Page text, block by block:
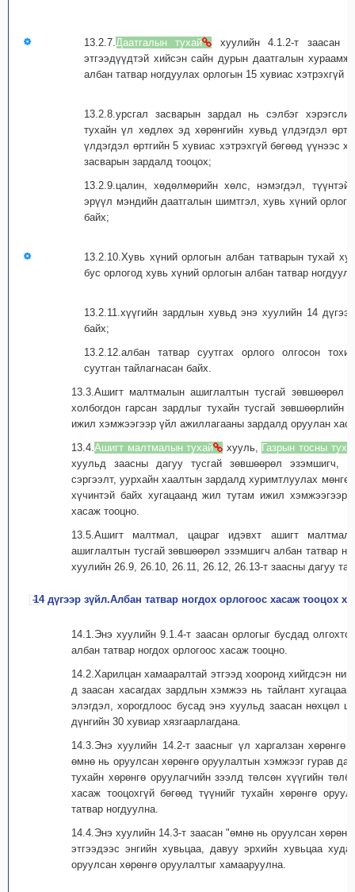
13.2.7.Даатгалын тухай
хуулийн 4.1.2-т заасан
этгээдүүдтэй хийсэн сайн дурын даатгалын
албан татвар ногдуулах орлогын 15 хувиас хэтрэхгүй
13.2.8.урсгал засварын зардал нь сэлбэг
тухайн үл хөдлөх эд хөрөнгийн хувьд үлдэгдэл
үлдэгдэл өртгийн 5 хувиас хэтрэхгүй бөгөөд үүнээс
засварын зардалд тооцох;
13.2.9.цалин, хөдөлмөрийн хөлс, нэмэгдэл,
эрүүл мэндийн даатгалын шимтгэл, хувь хүний
байх;
13.2.10.Хувь хүний орлогын албан татварын тухай
бус орлогод хувь хүний орлогын албан татвар
13.2.11.хүүгийн зардлын хувьд энэ хуулийн 14
байх;
13.2.12.албан татвар суутгах орлого олгосон
суутган тайлагнасан байх.
13.3.Ашигт малтмалын ашиглалтын тусгай зөвшөөрөл
холбогдон гарсан зардлыг тухайн тусгай зөвшөөрлийн
ижил хэмжээгээр үйл ажиллагааны зардалд оруулан
13.4.Ашигт малтмалын тухай хууль, Газрын тосны
хуульд заасны дагуу тусгай зөвшөөрөл эзэмшигч,
сэргээлт, уурхайн хаалтын зардалд хуримтлуулах
хүчинтэй байх хугацаанд жил тутам ижил
хасаж тооцно.
13.5.Ашигт малтмал, цацраг идэвхт ашигт
ашиглалтын тусгай зөвшөөрөл эзэмшигч албан татвар
хуулийн 26.9, 26.10, 26.11, 26.12, 26.13-т заасны дагуу
14 дүгээр зүйл.Албан татвар ногдох орлогоос хасаж тооцох
14.1.Энэ хуулийн 9.1.4-т заасан орлогыг бусдад
албан татвар ногдох орлогоос хасаж тооцно.
14.2.Харилцан хамааралтай этгээд хооронд хийгдсэн
д заасан хасагдах зардлын хэмжээ нь тайлант
элэгдэл, хорогдлоос бусад энэ хуульд заасан нөхцөл
дүнгийн 30 хувиар хязгаарлагдана.
14.3.Энэ хуулийн 14.2-т заасныг үл харгалзан хөрөнгө
өмнө нь оруулсан хөрөнгө оруулалтын хэмжээг гурав
тухайн хөрөнгө оруулагчийн зээлд төлсөн хүүгийн
хасаж тооцохгүй бөгөөд түүнийг тухайн хөрөнгө
татвар ногдуулна.
14.4.Энэ хуулийн 14.3-т заасан "өмнө нь оруулсан
этгээдээс энгийн хувьцаа, давуу эрхийн хувьцаа
оруулсан хөрөнгө оруулалтыг хамааруулна.